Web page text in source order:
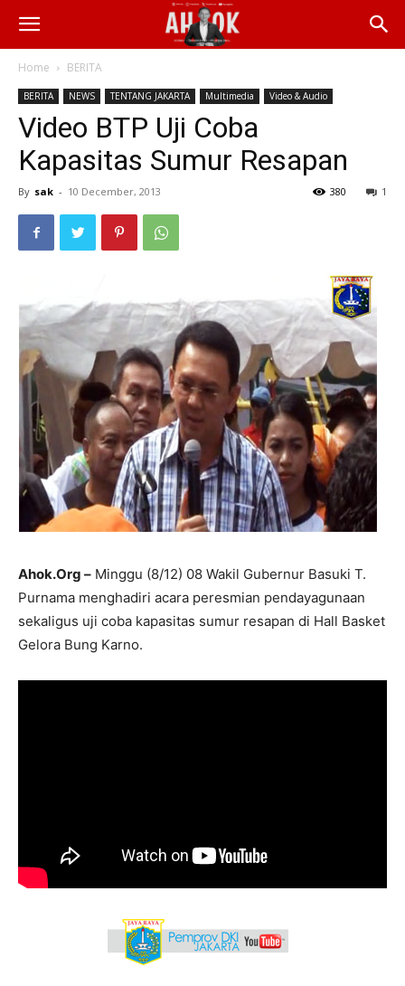
Home BERITA
BERITA NEWS TENTANG JAKARTA Multimedia Video & Audio
Video BTP Uji Coba
Kapasitas Sumur Resapan
By sak - 10 December, 2013 1
380
Ahok.Org – Minggu (8/12) 08 Wakil Gubernur Basuki T.
Purnama menghadiri acara peresmian pendayagunaan
sekaligus uji coba kapasitas sumur resapan di Hall Basket
Gelora Bung Karno.